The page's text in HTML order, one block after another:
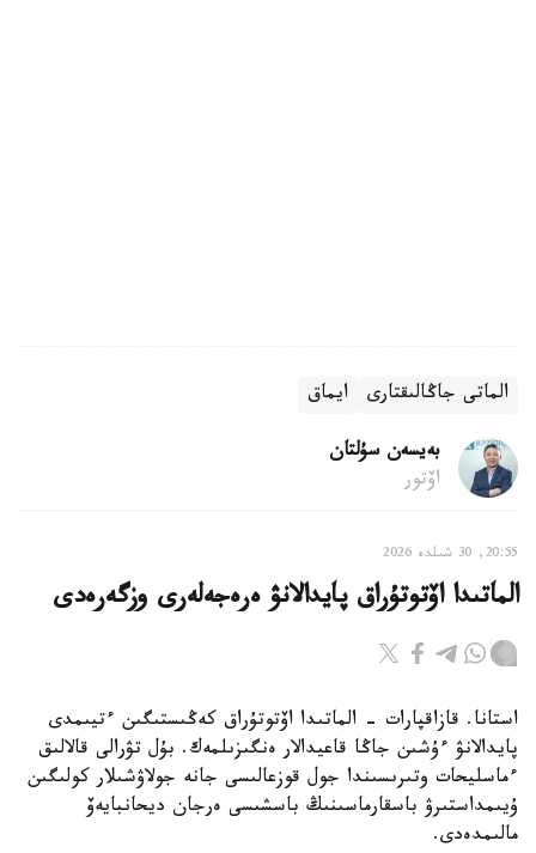
الماتى جاڭالىقتارى ايماق
بەيسەن سۇلتان
اۆتور
20:55, 30 شىلدە 2026
الماتىدا اۆتوتۇراق پايدالانۋ ەرەجەلەرى وزگەرەدى
استانا. قازاقپارات - الماتىدا اۆتوتۇراق كەڭىستىگىن ءتيىمدى
پايدالانۋ ءۇشىن جاڭا قاعيدالار ەنگىزىلمەك. بۇل تۋرالى قالالىق
ءماسليحات وتىرىسىندا جول قوزعالىسى جانە جولاۋشىلار كولىگىن
ۇيىمداستىرۋ باسقارماسىنىڭ باسشىسى ەرجان ديحانبايەۆ
مالىمدەدى.